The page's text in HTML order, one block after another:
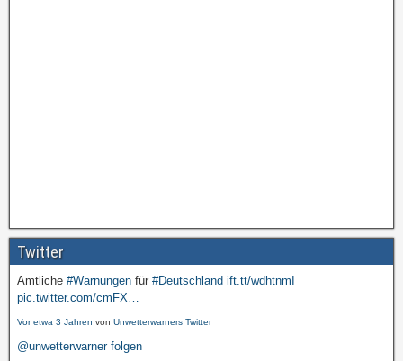
Twitter
Amtliche #Warnungen für #Deutschland ift.tt/wdhtnmI
pic.twitter.com/cmFX…
Vor etwa 3 Jahren von Unwetterwarners Twitter
@unwetterwarner folgen